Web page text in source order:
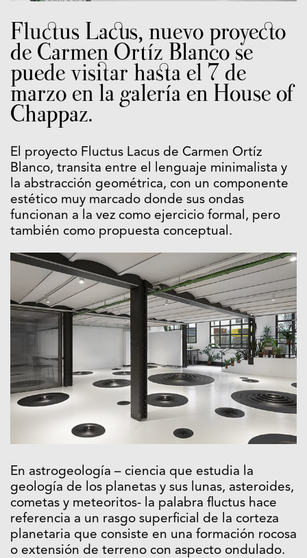
Fluctus Lacus, nuevo proyecto
de Carmen Ortíz Blanco se
puede visitar hasta el 7 de
marzo en la galería en House of
Chappaz.
El proyecto Fluctus Lacus de Carmen Ortíz
Blanco, transita entre el lenguaje minimalista y
la abstracción geométrica, con un componente
estético muy marcado donde sus ondas
funcionan a la vez como ejercicio formal, pero
también como propuesta conceptual.
En astrogeología – ciencia que estudia la
geología de los planetas y sus lunas, asteroides,
cometas y meteoritos- la palabra fluctus hace
referencia a un rasgo superficial de la corteza
planetaria que consiste en una formación rocosa
o extensión de terreno con aspecto ondulado.